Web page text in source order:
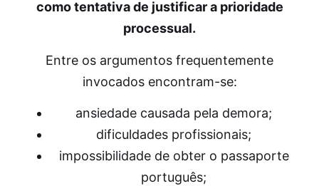
como tentativa de justificar a prioridade
processual.
Entre os argumentos frequentemente
invocados encontram-se:
ansiedade causada pela demora;
dificuldades profissionais;
impossibilidade de obter o passaporte
português;